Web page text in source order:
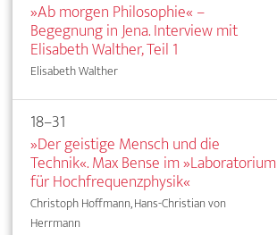
»Ab morgen Philosophie« –
Begegnung in Jena. Interview mit
Elisabeth Walther, Teil 1
Elisabeth Walther
18–31
»Der geistige Mensch und die
Technik«. Max Bense im »Laboratorium
für Hochfrequenzphysik«
Christoph Hoffmann, Hans-Christian von
Herrmann